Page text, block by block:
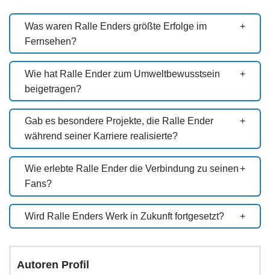
Was waren Ralle Enders größte Erfolge im
Fernsehen?
Wie hat Ralle Ender zum Umweltbewusstsein
beigetragen?
Gab es besondere Projekte, die Ralle Ender
während seiner Karriere realisierte?
Wie erlebte Ralle Ender die Verbindung zu seinen
Fans?
Wird Ralle Enders Werk in Zukunft fortgesetzt?
Autoren Profil